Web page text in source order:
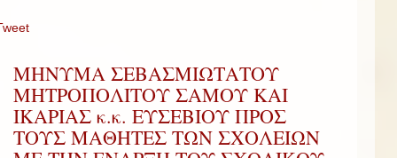
ΜΗΝΥΜΑ ΣΕΒΑΣΜΙΩΤΑΤΟΥ
ΜΗΤΡΟΠΟΛΙΤΟΥ ΣΑΜΟΥ ΚΑΙ
ΙΚΑΡΙΑΣ κ.κ. ΕΥΣΕΒΙΟΥ ΠΡΟΣ
ΤΟΥΣ ΜΑΘΗΤΕΣ ΤΩΝ ΣΧΟΛΕΙΩΝ